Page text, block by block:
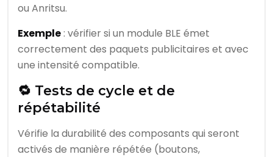
ou Anritsu.
Exemple: vérifier si un module BLE émet
correctement des paquets publicitaires et avec
une intensité compatible.
🔁 Tests de cycle et de
répétabilité
Vérifie la durabilité des composants qui seront
activés de manière répétée (boutons,